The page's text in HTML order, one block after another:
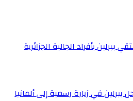
ببرلين بأفراد الجالية الجزائرية
ببرلين في زيارة رسمية إلى ألمانيا